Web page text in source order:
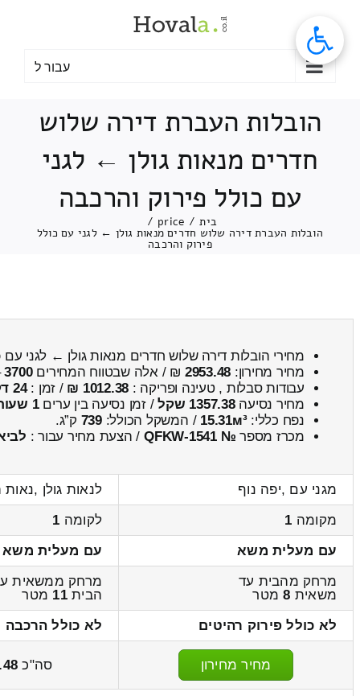
עבור ל
הובלות העברת דירה שלוש
חדרים מנאות גולן ← לגני
עם כולל פירוק והרכבה
בית /
price
/
הובלות העברת דירה שלוש חדרים מנאות גולן ← לגני עם כולל
פירוק והרכבה
מחירי הובלות דירה שלוש חדרים מנאות גולן ← לגני עם
מחיר מחירון: 2953.48 ₪ / אלה שבטווח המחירים3700
עבודות סבלות , טעינה ופריקה : 1012.38 ₪ / זמן :24 דקות 45 שניות
מחיר נסיעה1357.38 שקל / זמן נסיעה בין ערים1 שעות , 57 דקות
נפח כללי:15.31м³ / המשקל הכולל:739 ק”ג.
מכרז מספר № QFKW-1541 / הצעת מחיר עבור :
מגני עם ,יפה נוף
לנאות גולן ,נאות
מקומה 1 לקומה 1
עם מעלית משא
עם מעלית משא
מרחק מהבית עד
משאית 8מטר
מרחק ממשאית
הבית11 מטר
לא כולל פירוק רהיטים
לא כולל הרכבה
מחיר מחירון סה"כ